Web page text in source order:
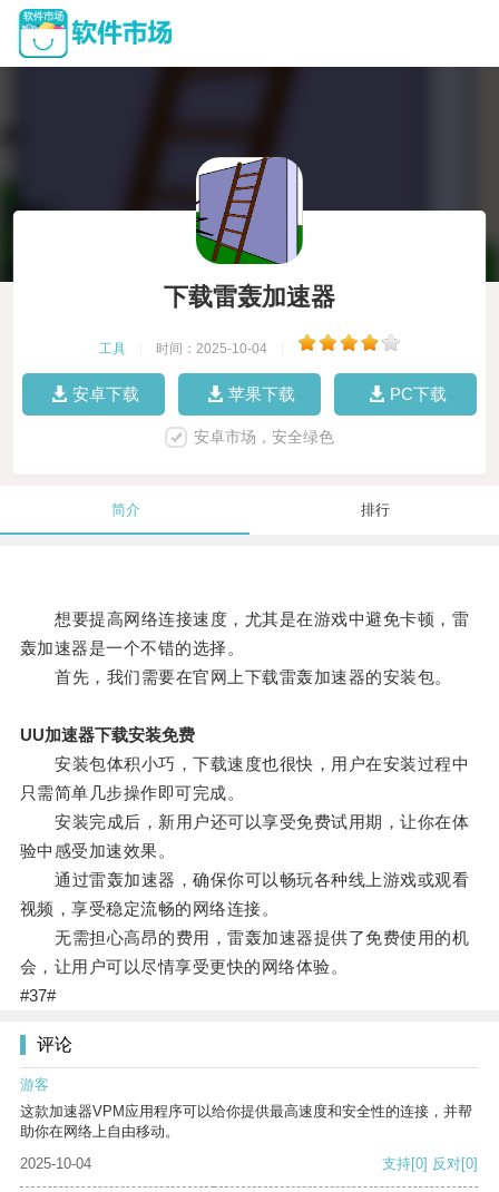
下载雷轰加速器
工具 时间：2025-10-04
安卓下载 苹果下载 PC下载
安卓市场，安全绿色
简介 排行
想要提高网络连接速度，尤其是在游戏中避免卡顿，雷
轰加速器是一个不错的选择。
首先，我们需要在官网上下载雷轰加速器的安装包。
UU加速器下载安装免费
安装包体积小巧，下载速度也很快，用户在安装过程中
只需简单几步操作即可完成。
安装完成后，新用户还可以享受免费试用期，让你在体
验中感受加速效果。
通过雷轰加速器，确保你可以畅玩各种线上游戏或观看
视频，享受稳定流畅的网络连接。
无需担心高昂的费用，雷轰加速器提供了免费使用的机
会，让用户可以尽情享受更快的网络体验。
#37#
评论
游客
这款加速器VPM应用程序可以给你提供最高速度和安全性的连接，并帮
助你在网络上自由移动。
2025-10-04
支持[0] 反对[0]